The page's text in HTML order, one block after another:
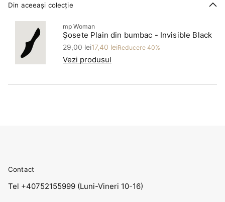
Din aceeași colecție
mp Woman
Șosete Plain din bumbac - Invisible Black
Preț
29,00 lei
Preț redus17,40 leiReducere 40%
Vezi produsul
Contact
Tel +40752155999 (Luni-Vineri 10-16)